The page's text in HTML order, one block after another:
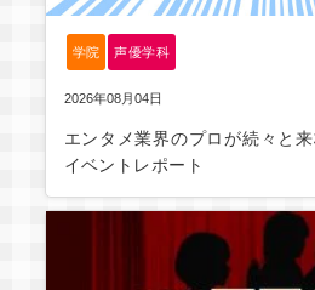
学院 声優学科
2026年08月04日
エンタメ業界のプロが続々と
イベントレポート